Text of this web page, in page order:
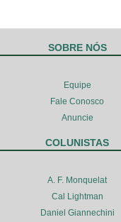
SOBRE NÓS
Equipe
Fale Conosco
Anuncie
COLUNISTAS
A. F. Monquelat
Cal Lightman
Daniel Giannechini